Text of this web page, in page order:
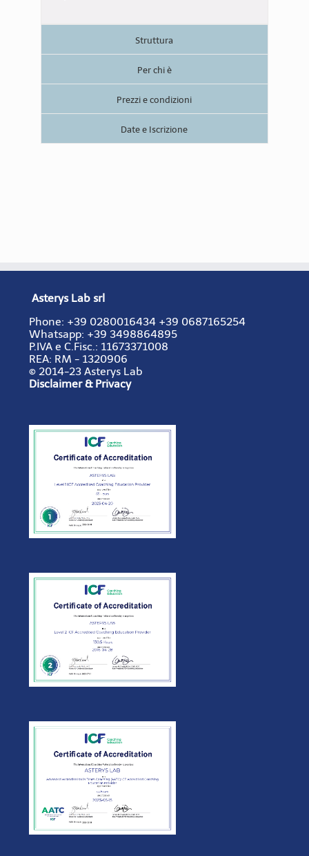
Struttura
Per chi è
Prezzi e condizioni
Date e Iscrizione
Asterys Lab srl
Phone: +39 0280016434 +39 0687165254
Whatsapp: +39 3498864895
P.IVA e C.Fisc.: 11673371008
REA: RM - 1320906
© 2014-23 Asterys Lab
Disclaimer & Privacy